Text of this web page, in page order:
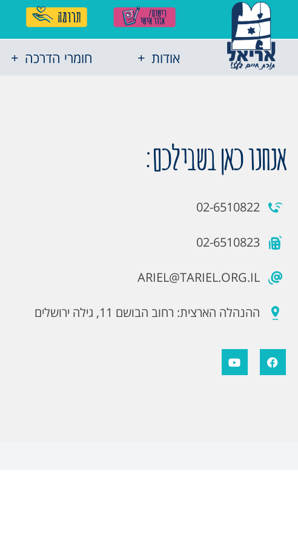
אודות חומרי הדרכה
אנחנו כאן בשבילכם:
02-6510822
02-6510823
ARIEL@TARIEL.ORG.IL
ההנהלה הארצית: רחוב הבושם 11, גילה ירושלים